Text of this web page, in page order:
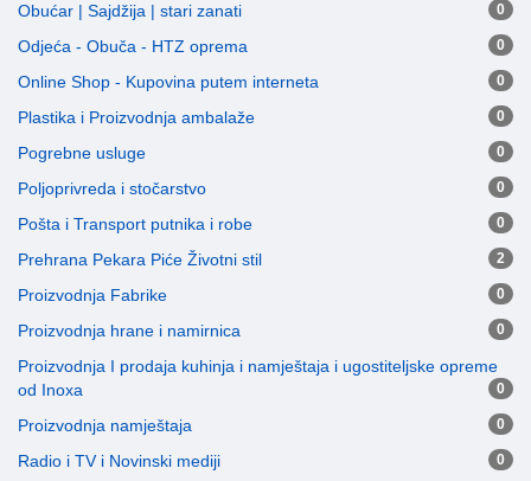
Obućar | Sajdžija | stari zanati 0
Odjeća - Obuča - HTZ oprema 0
Online Shop - Kupovina putem interneta 0
Plastika i Proizvodnja ambalaže 0
Pogrebne usluge 0
Poljoprivreda i stočarstvo 0
Pošta i Transport putnika i robe 0
Prehrana Pekara Piće Životni stil 2
Proizvodnja Fabrike 0
Proizvodnja hrane i namirnica 0
Proizvodnja I prodaja kuhinja i namještaja i ugostiteljske opreme
od Inoxa
0
Proizvodnja namještaja 0
Radio i TV i Novinski mediji 0